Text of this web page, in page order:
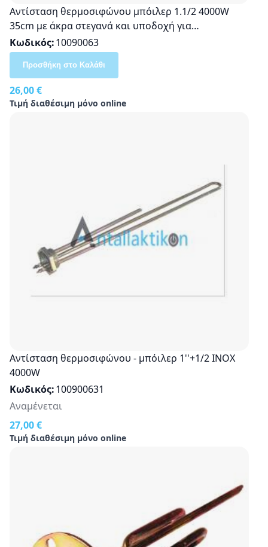
Αντίσταση θερμοσιφώνου μπόιλερ 1.1/2 4000W
35cm με άκρα στεγανά και υποδοχή για
θερμοστάτη
Κωδικός 10090063
26,00 €
Τιμή διαθέσιμη μόνο online
Προσθήκη στο Καλάθι
Αντίσταση θερμοσιφώνου - μπόιλερ 1''+1/2 INOX
4000W
Κωδικός 100900631
27,00 €
Τιμή διαθέσιμη μόνο online
Αναμένεται